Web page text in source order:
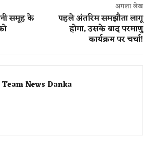
समूह के
अगला लेख
पहले अंतरिम समझौता लागू
होगा, उसके बाद परमाणु
कार्यक्रम पर चर्चा!
Team News Danka